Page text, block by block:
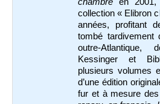
chambre en 2001,
collection « Elibron
années, profitant
tombé tardivement
outre-Atlantique,
Kessinger et
plusieurs volumes
d’une édition
fur et à mesure